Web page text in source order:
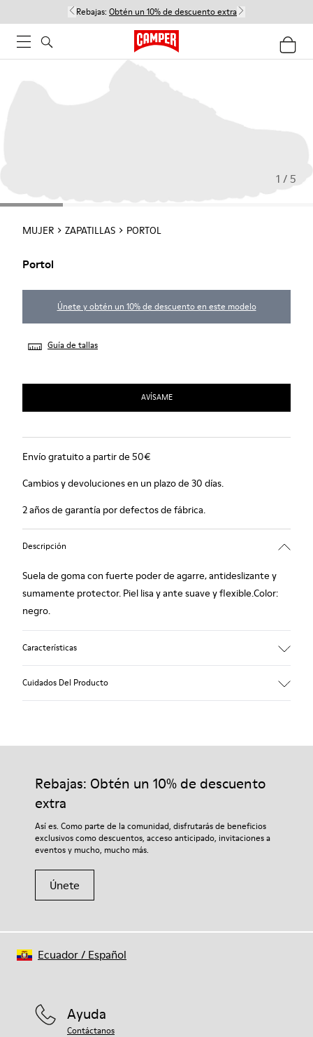
Rebajas: Obtén un 10% de descuento extra
1 / 5
MUJER ZAPATILLAS PORTOL
Portol
Únete y obtén un 10% de descuento en este modelo
Guía de tallas
AVÍSAME
Envío gratuito a partir de 50€
Cambios y devoluciones en un plazo de 30 días.
2 años de garantía por defectos de fábrica.
Descripción
Suela de goma con fuerte poder de agarre, antideslizante y
sumamente protector. Piel lisa y ante suave y flexible.Color:
negro.
Características
Cuidados Del Producto
Nuestros zapatos se han fabricado con materiales de primera
garantizará que duren más tiempo.
Si deseas obtener información detallada sobre cómo cuidar de
tu par, visita nuestraGuía para el cuidado del calzado.
Rebajas: Obtén un 10% de descuento
extra
Así es. Como parte de la comunidad, disfrutarás de beneficios
exclusivos como descuentos, acceso anticipado, invitaciones a
eventos y mucho, mucho más.
Únete
Ayuda
Contáctanos
Ecuador/ Español